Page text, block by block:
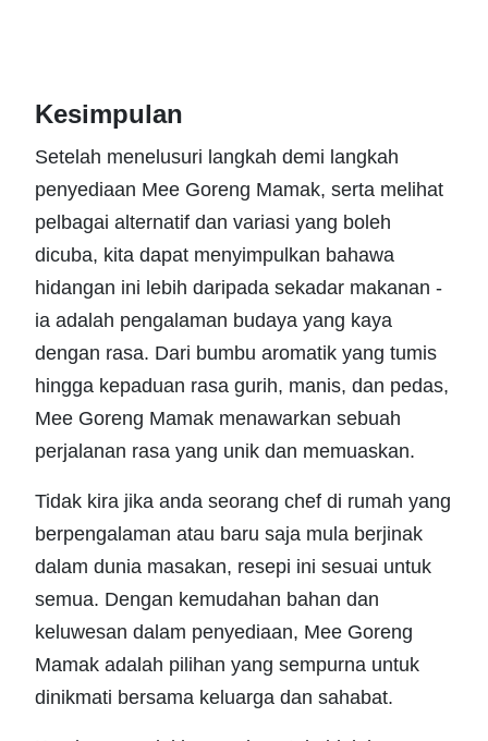
Kesimpulan
Setelah menelusuri langkah demi langkah
penyediaan Mee Goreng Mamak, serta melihat
pelbagai alternatif dan variasi yang boleh
dicuba, kita dapat menyimpulkan bahawa
hidangan ini lebih daripada sekadar makanan -
ia adalah pengalaman budaya yang kaya
dengan rasa. Dari bumbu aromatik yang tumis
hingga kepaduan rasa gurih, manis, dan pedas,
Mee Goreng Mamak menawarkan sebuah
perjalanan rasa yang unik dan memuaskan.
Tidak kira jika anda seorang chef di rumah yang
berpengalaman atau baru saja mula berjinak
dalam dunia masakan, resepi ini sesuai untuk
semua. Dengan kemudahan bahan dan
keluwesan dalam penyediaan, Mee Goreng
Mamak adalah pilihan yang sempurna untuk
dinikmati bersama keluarga dan sahabat.